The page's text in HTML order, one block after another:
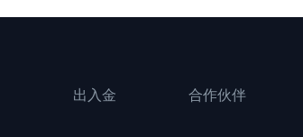
出入金 合作伙伴